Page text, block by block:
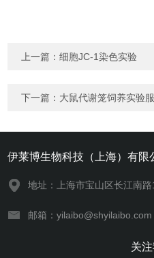
上一篇：细胞JC-1染色实验
下一篇： 大鼠代谢笼饲养实验
伊莱博生物科技（上海）有限
地址：上海市宝山区长江南
邮箱：yilaibo@shyilaibo.com
关